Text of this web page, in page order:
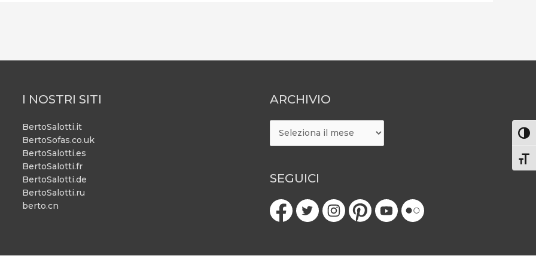
I NOSTRI SITI
BertoSalotti.it
BertoSofas.co.uk
BertoSalotti.es
BertoSalotti.fr
BertoSalotti.de
BertoSalotti.ru
berto.cn
ARCHIVIO
ARCHIVIO
SEGUICI